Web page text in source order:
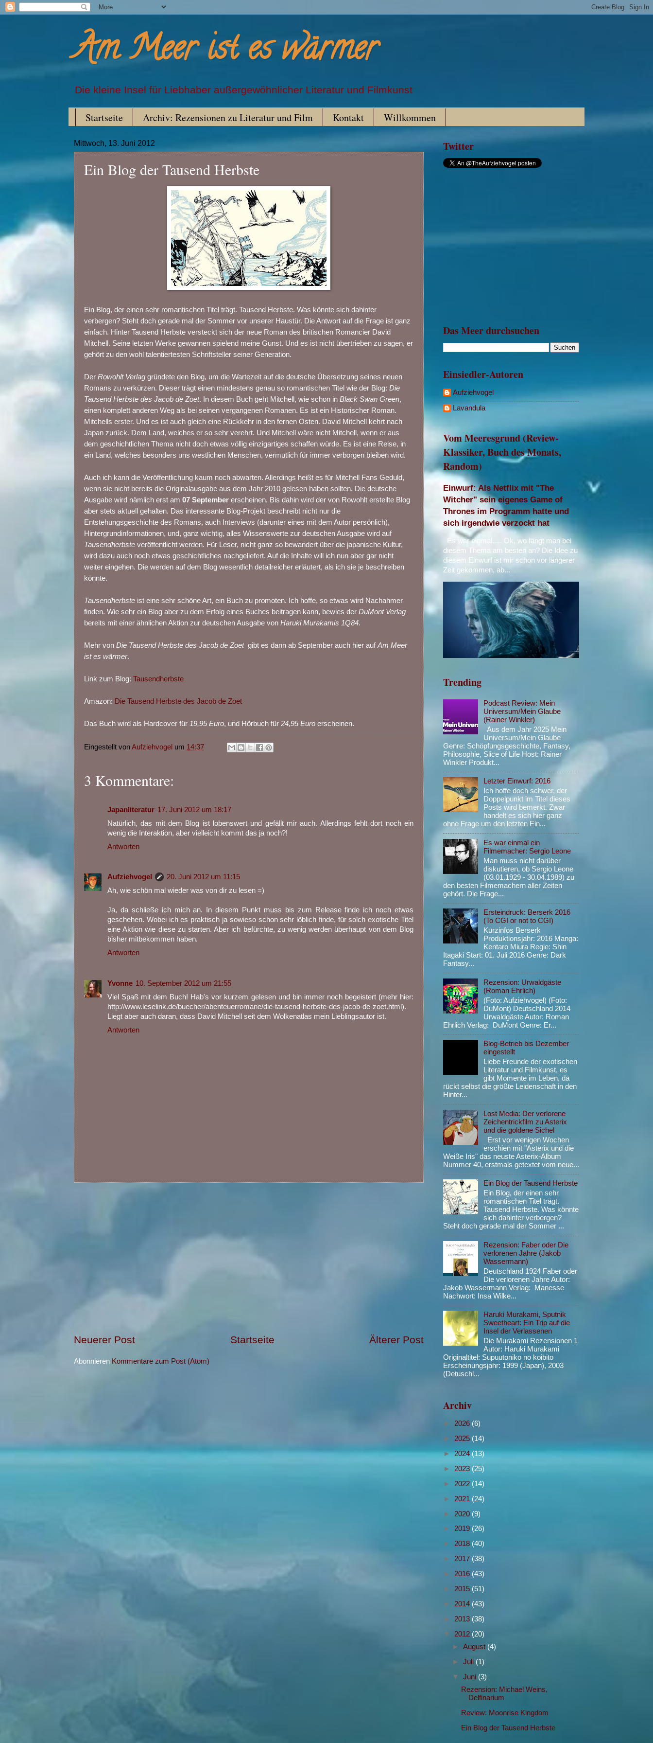
Am Meer ist es wärmer
Die kleine Insel für Liebhaber außergewöhnlicher Literatur und Filmkunst
Startseite Archiv: Rezensionen zu Literatur und Film Kontakt Willkommen
Mittwoch, 13. Juni 2012
Ein Blog der Tausend Herbste
Ein Blog, der einen sehr romantischen Titel trägt. Tausend Herbste. Was könnte sich dahinter
verbergen? Steht doch gerade mal der Sommer vor unserer Haustür. Die Antwort auf die Frage ist ganz
einfach. Hinter Tausend Herbste versteckt sich der neue Roman des britischen Romancier David
Mitchell. Seine letzten Werke gewannen spielend meine Gunst. Und es ist nicht übertrieben zu sagen, er
gehört zu den wohl talentiertesten Schriftsteller seiner Generation.
Der Rowohlt Verlag gründete den Blog, um die Wartezeit auf die deutsche Übersetzung seines neuen
Romans zu verkürzen. Dieser trägt einen mindestens genau so romantischen Titel wie der Blog: Die
Tausend Herbste des Jacob de Zoet. In diesem Buch geht Mitchell, wie schon in Black Swan Green,
einen komplett anderen Weg als bei seinen vergangenen Romanen. Es ist ein Historischer Roman.
Mitchells erster. Und es ist auch gleich eine Rückkehr in den fernen Osten. David Mitchell kehrt nach
Japan zurück. Dem Land, welches er so sehr verehrt. Und Mitchell wäre nicht Mitchell, wenn er aus
dem geschichtlichen Thema nicht doch etwas völlig einzigartiges schaffen würde. Es ist eine Reise, in
ein Land, welches besonders uns westlichen Menschen, vermutlich für immer verborgen bleiben wird.
Auch ich kann die Veröffentlichung kaum noch abwarten. Allerdings heißt es für Mitchell Fans Geduld,
wenn sie nicht bereits die Originalausgabe aus dem Jahr 2010 gelesen haben sollten. Die deutsche
Ausgabe wird nämlich erst am 07 September erscheinen. Bis dahin wird der von Rowohlt erstellte Blog
aber stets aktuell gehalten. Das interessante Blog-Projekt beschreibt nicht nur die
Entstehungsgeschichte des Romans, auch Interviews (darunter eines mit dem Autor persönlich),
Hintergrundinformationen, und, ganz wichtig, alles Wissenswerte zur deutschen Ausgabe wird auf
Tausendherbste veröffentlicht werden. Für Leser, nicht ganz so bewandert über die japanische Kultur,
wird dazu auch noch etwas geschichtliches nachgeliefert. Auf die Inhalte will ich nun aber gar nicht
weiter eingehen. Die werden auf dem Blog wesentlich detailreicher erläutert, als ich sie je beschreiben
könnte.
Tausendherbste ist eine sehr schöne Art, ein Buch zu promoten. Ich hoffe, so etwas wird Nachahmer
finden. Wie sehr ein Blog aber zu dem Erfolg eines Buches beitragen kann, bewies der DuMont Verlag
bereits mit einer ähnlichen Aktion zur deutschen Ausgabe von Haruki Murakamis 1Q84.
Mehr von Die Tausend Herbste des Jacob de Zoet gibt es dann ab September auch hier aufAm Meer
ist es wärmer.
Link zum Blog: Tausendherbste
Amazon: Die Tausend Herbste des Jacob de Zoet
Das Buch wird als Hardcover für 19,95 Euro, und Hörbuch für 24,95 Euro erscheinen.
Eingestellt vonAufziehvogel um 14:37
3 Kommentare:
Japanliteratur 17. Juni 2012 um 18:17
Natürlich, das mit dem Blog ist lobenswert und gefällt mir auch. Allerdings fehlt dort noch ein
wenig die Interaktion, aber vielleicht kommt das ja noch?!
Antworten
Aufziehvogel
20. Juni 2012 um 11:15
Ah, wie schön mal wieder was von dir zu lesen =)
Ja, da schließe ich mich an. In diesem Punkt muss bis zum Release finde ich noch etwas
geschehen. Wobei ich es praktisch ja sowieso schon sehr löblich finde, für solch exotische Titel
eine Aktion wie diese zu starten. Aber ich befürchte, zu wenig werden überhaupt von dem Blog
bisher mitbekommen haben.
Antworten
Yvonne 10. September 2012 um 21:55
Viel Spaß mit dem Buch! Hab's vor kurzem gelesen und bin immer noch begeistert (mehr hier:
http://www.leselink.de/buecher/abenteuerromane/die-tausend-herbste-des-jacob-de-zoet.html).
Liegt aber auch daran, dass David Mitchell seit dem Wolkenatlas mein Lieblingsautor ist.
Antworten
Neuerer Post Älterer Post
Startseite
Abonnieren Kommentare zum Post (Atom)
Twitter
Das Meer durchsuchen
Einsiedler-Autoren
Aufziehvogel
Lavandula
Vom Meeresgrund (Review-
Klassiker, Buch des Monats,
Random)
Einwurf: Als Netflix mit "The
Witcher" sein eigenes Game of
Thrones im Programm hatte und
sich irgendwie verzockt hat
Es war einmal..... Ok, wo fängt man bei
diesem Thema am besten an? Die Idee zu
diesem Einwurf ist mir schon vor längerer
Zeit gekommen, ab...
Trending
Podcast Review: Mein
Universum/Mein Glaube
(Rainer Winkler)
Aus dem Jahr 2025 Mein
Universum/Mein Glaube
Genre: Schöpfungsgeschichte, Fantasy,
Philosophie, Slice of Life Host: Rainer
Winkler Produkt...
Letzter Einwurf: 2016
Ich hoffe doch schwer, der
Doppelpunkt im Titel dieses
Posts wird bemerkt. Zwar
handelt es sich hier ganz
ohne Frage um den letzten Ein...
Es war einmal ein
Filmemacher: Sergio Leone
Man muss nicht darüber
diskutieren, ob Sergio Leone
(03.01.1929 - 30.04.1989) zu
den besten Filmemachern aller Zeiten
gehört. Die Frage...
Ersteindruck: Berserk 2016
(To CGI or not to CGI)
Kurzinfos Berserk
Produktionsjahr: 2016 Manga:
Kentaro Miura Regie: Shin
Itagaki Start: 01. Juli 2016 Genre: Dark
Fantasy...
Rezension: Urwaldgäste
(Roman Ehrlich)
(Foto: Aufziehvogel) (Foto:
DuMont) Deutschland 2014
Urwaldgäste Autor: Roman
Ehrlich Verlag: DuMont Genre: Er...
Blog-Betrieb bis Dezember
eingestellt
Liebe Freunde der exotischen
Literatur und Filmkunst, es
gibt Momente im Leben, da
rückt selbst die größte Leidenschaft in den
Hinter...
Lost Media: Der verlorene
Zeichentrickfilm zu Asterix
und die goldene Sichel
Erst vor wenigen Wochen
erschien mit "Asterix und die
Weiße Iris" das neuste Asterix-Album
Nummer 40, erstmals getextet vom neue...
Ein Blog der Tausend Herbste
Ein Blog, der einen sehr
romantischen Titel trägt.
Tausend Herbste. Was könnte
sich dahinter verbergen?
Steht doch gerade mal der Sommer ...
Rezension: Faber oder Die
verlorenen Jahre (Jakob
Wassermann)
Deutschland 1924 Faber oder
Die verlorenen Jahre Autor:
Jakob Wassermann Verlag: Manesse
Nachwort: Insa Wilke...
Haruki Murakami, Sputnik
Sweetheart: Ein Trip auf die
Insel der Verlassenen
Die Murakami Rezensionen 1
Autor: Haruki Murakami
Originaltitel: Supuutoniko no koibito
Erscheinungsjahr: 1999 (Japan), 2003
(Detuschl...
Archiv
► 2026 (6)
► 2025 (14)
►2024(13)
► 2023 (25)
► 2022 (14)
► 2021 (24)
► 2020 (9)
► 2019 (26)
► 2018 (40)
► 2017 (38)
► 2016 (43)
► 2015 (51)
► 2014 (43)
► 2013 (38)
▼ 2012 (20)
► August (4)
► Juli (1)
▼ Juni (3)
Rezension: Michael Weins,
Delfinarium
Review: Moonrise Kingdom
Ein Blog der Tausend Herbste